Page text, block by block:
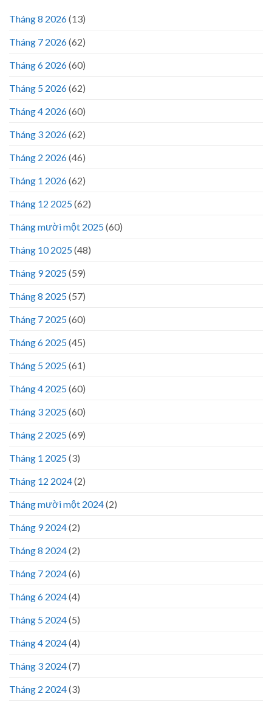
Tháng 8 2026(13)
Tháng 7 2026(62)
Tháng 6 2026(60)
Tháng 5 2026(62)
Tháng 4 2026(60)
Tháng 3 2026(62)
Tháng 2 2026(46)
Tháng 1 2026(62)
Tháng 12 2025(62)
Tháng mười một 2025(60)
Tháng 10 2025(48)
Tháng 9 2025(59)
Tháng 8 2025(57)
Tháng 7 2025(60)
Tháng 6 2025(45)
Tháng 5 2025(61)
Tháng 4 2025(60)
Tháng 3 2025(60)
Tháng 2 2025(69)
Tháng 1 2025(3)
Tháng 12 2024(2)
Tháng mười một 2024(2)
Tháng 9 2024(2)
Tháng 8 2024(2)
Tháng 7 2024(6)
Tháng 6 2024(4)
Tháng 5 2024(5)
Tháng 4 2024(4)
Tháng 3 2024(7)
Tháng 2 2024(3)